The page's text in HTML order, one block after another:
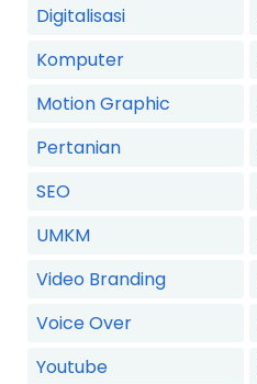
Digitalisasi
Komputer
Motion Graphic
Pertanian
SEO
UMKM
Video Branding
Voice Over
Youtube